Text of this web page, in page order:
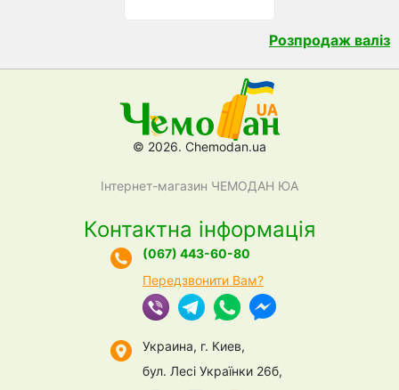
Розпродаж валіз
© 2026. Chemodan.ua
Інтернет-магазин ЧЕМОДАН ЮА
Контактна інформація
(067) 443-60-80
Передзвонити Вам?
Украина, г. Киев,
бул. Лесі Українки 26б,